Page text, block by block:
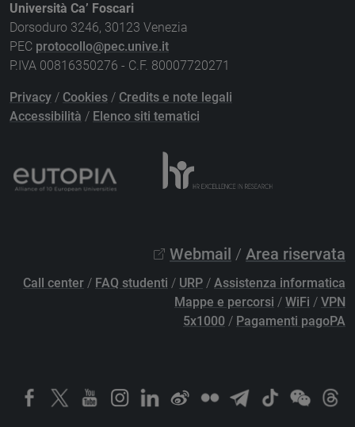
Università Ca’ Foscari
Dorsoduro 3246, 30123 Venezia
PEC protocollo@pec.unive.it
P.IVA 00816350276 - C.F. 80007720271
Privacy / Cookies / Credits e note legali
Accessibilità / Elenco siti tematici
Webmail / Area riservata
Call center / FAQ studenti / URP / Assistenza informatica
Mappe e percorsi / WiFi / VPN
5x1000 / Pagamenti pagoPA